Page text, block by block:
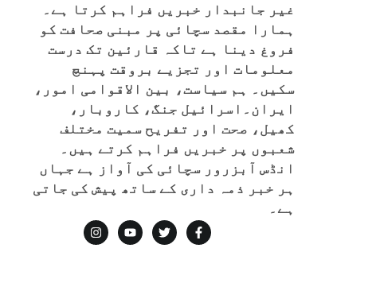
غیر جانبدار خبریں فراہم کرتا ہے۔
ہمارا مقصد سچائی پر مبنی صحافت کو
فروغ دینا ہے تاکہ قارئین تک درست
معلومات اور تجزیے بروقت پہنچ
سکیں۔ ہم سیاست، بین الاقوامی امور،
ایران۔اسرائیل جنگ، کاروبار،
کھیل، صحت اور تفریح سمیت مختلف
شعبوں پر خبریں فراہم کرتے ہیں۔
انڈس آبزرور سچائی کی آواز ہے جہاں
ہر خبر ذمہ داری کے ساتھ پیش کی جاتی
ہے۔